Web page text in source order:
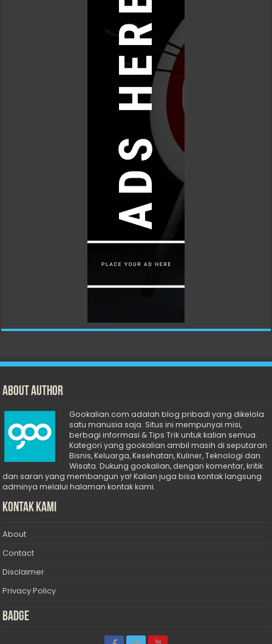
About Author
Gookalian.com adalah blog pribadi yang dikelola
satu manusia saja. Situs ini mempunyai misi,
berbagi informasi & Tips Trik untuk kalian semua.
Kategori yang gookalian ambil masih di seputaran
Bisnis, Keluarga, Kesehatan, Kuliner, Teknologi dan
Wisata. Dukung gookalian, dengan komentar, kritik
dan saran yang membangun ya! Kalian juga bisa kontak langsung
adminya melalui halaman kontak kami.
Kontak Kami
About
Contact
Disclaimer
Privacy Policy
Badge